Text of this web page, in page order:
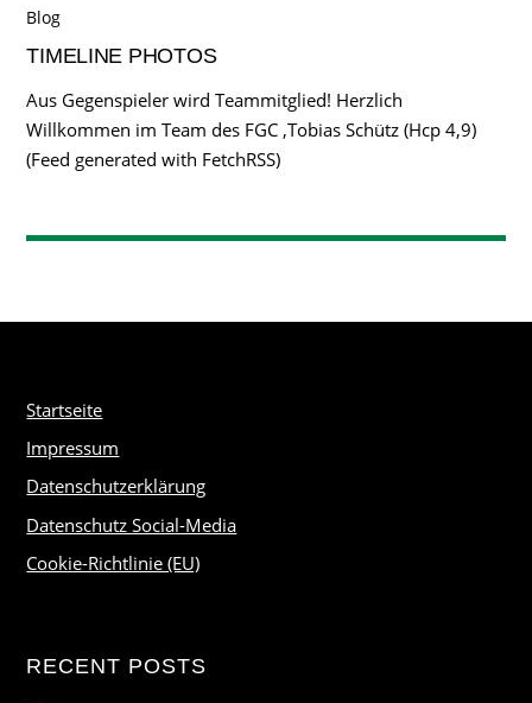
Blog
TIMELINE PHOTOS
Aus Gegenspieler wird Teammitglied! Herzlich
Willkommen im Team des FGC ,Tobias Schütz (Hcp 4,9)
(Feed generated with FetchRSS)
Startseite
Impressum
Datenschutzerklärung
Datenschutz Social-Media
Cookie-Richtlinie (EU)
RECENT POSTS